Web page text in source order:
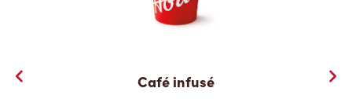
Café infusé